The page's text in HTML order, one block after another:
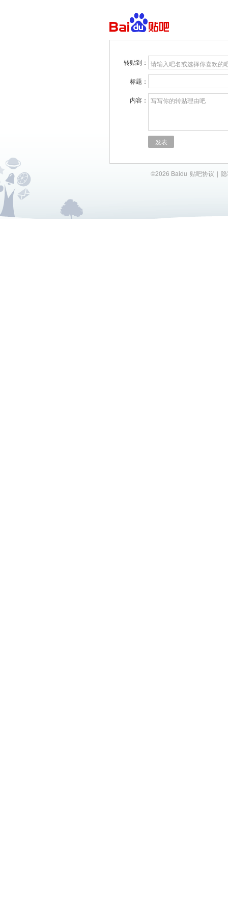
转贴到： 请输入吧名或选择你喜欢的
标题：
内容： 写写你的转贴理由吧
发表
©2026 Baidu 贴吧协议 |